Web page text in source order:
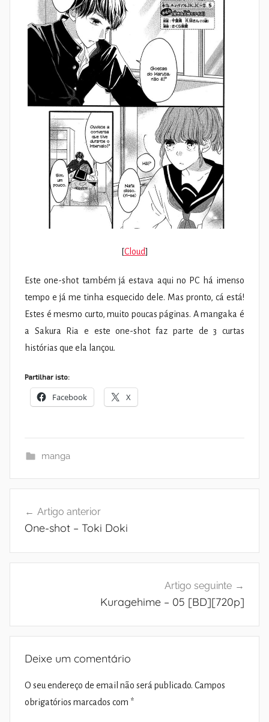
[Cloud]
Este one-shot também já estava aqui no PC há imenso
tempo e já me tinha esquecido dele. Mas pronto, cá está!
Estes é mesmo curto, muito poucas páginas. A mangaka é
a Sakura Ria e este one-shot faz parte de 3 curtas
histórias que ela lançou.
Partilhar isto:
Facebook X
manga
Artigo anterior
One-shot – Toki Doki
Artigo seguinte
Kuragehime – 05 [BD][720p]
Deixe um comentário
O seu endereço de email não será publicado. Campos
obrigatórios marcados com *